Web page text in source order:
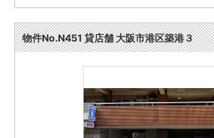
物件No.N451 貸店舗 大阪市港区築港３